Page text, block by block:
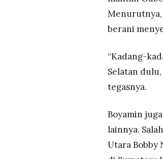
berani
“Kadang-
Selatan
tegasnya.
Boyamin
lainnya.
Utara Bobby